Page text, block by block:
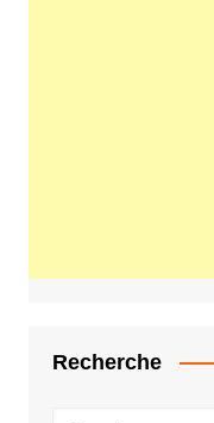
Recherche